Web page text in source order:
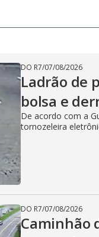
DO R7/07/08/2026
Ladrão de
bolsa e
De acordo com a
tornozeleira
DO R7/07/08/2026
Caminhão